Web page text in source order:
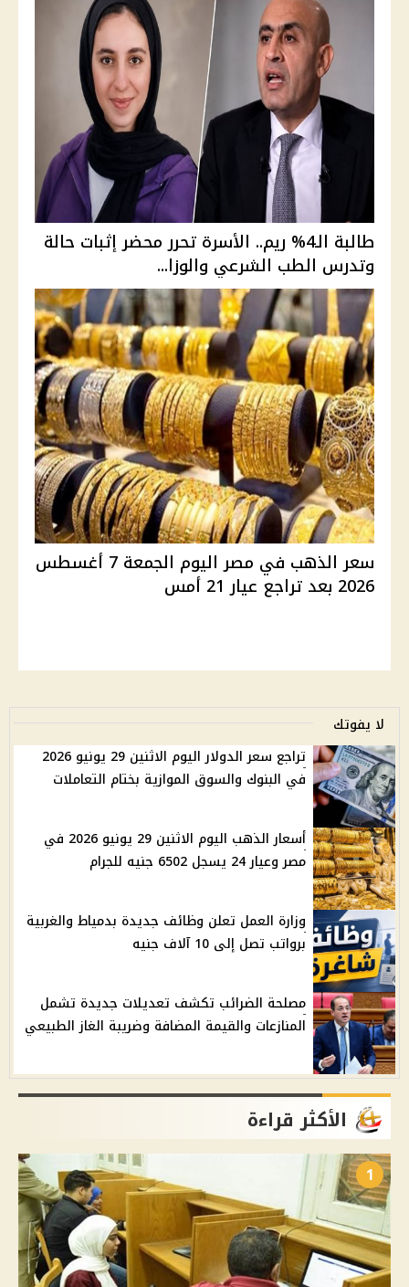
طالبة الـ4% ريم.. الأسرة تحرر محضر إثبات حالة
وتدرس الطب الشرعي والوزا...
سعر الذهب في مصر اليوم الجمعة 7 أغسطس
2026 بعد تراجع عيار 21 أمس
لا يفوتك
تراجع سعر الدولار اليوم الاثنين 29 يونيو 2026
في البنوك والسوق الموازية بختام التعاملات
أسعار الذهب اليوم الاثنين 29 يونيو 2026 في
مصر وعيار 24 يسجل 6502 جنيه للجرام
وزارة العمل تعلن وظائف جديدة بدمياط والغربية
برواتب تصل إلى 10 آلاف جنيه
مصلحة الضرائب تكشف تعديلات جديدة تشمل
المنازعات والقيمة المضافة وضريبة الغاز الطبيعي
الأكثر قراءة
1